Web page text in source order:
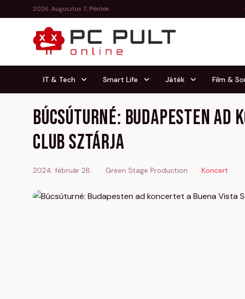
2026. Augusztus 7., Péntek
IT & Tech Smart Life Játék Film &
Búcsúturné: Budapesten ad
Club sztárja
2024. február 28. · Green Stage Production · Koncert